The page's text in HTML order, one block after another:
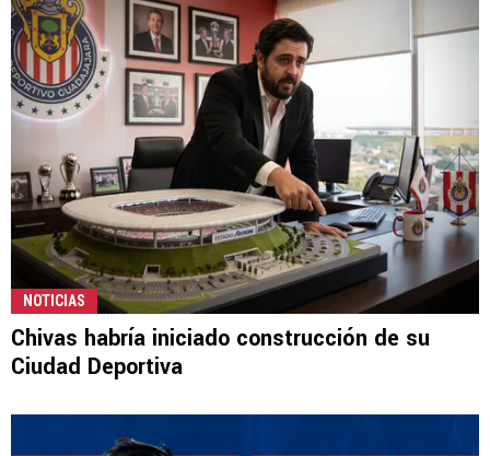
NOTICIAS
Chivas habría iniciado construcción de su
Ciudad Deportiva